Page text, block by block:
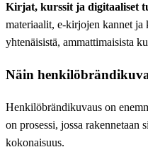
Kirjat, kurssit ja digitaaliset
materiaalit, e-kirjojen kannet
yhtenäisistä, ammattimaisista
Näin
Henkilöbrändikuvaus on
on prosessi, jossa rakennetaan
kokonaisuus.